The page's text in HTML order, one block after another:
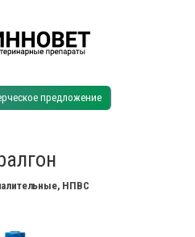
предложение
НПВС